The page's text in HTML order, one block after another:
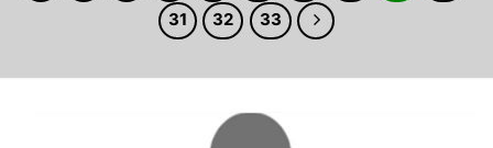
31
32 33